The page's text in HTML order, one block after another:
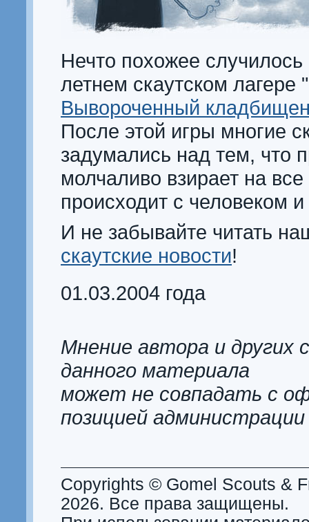
Нечто похожее
летнем скаутском лагере
Вывороченный
После этой игры многие
задумались над тем, что
молчаливо взирает на все
происходит с человеком
И не забывайте читать
скаутские новости!
01.03.2004 года
Мнение автора и других
данного материала
может не совпадать с
позицией
Copyrights © Gomel Scouts &
2026. Все права защищены.